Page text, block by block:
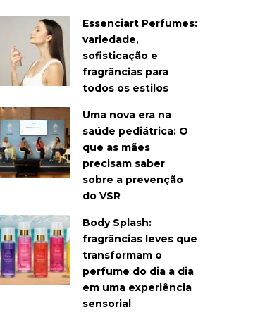
Essenciart Perfumes:
variedade,
sofisticação e
fragrâncias para
todos os estilos
Uma nova era na
saúde pediátrica: O
que as mães
precisam saber
sobre a prevenção
do VSR
Body Splash:
fragrâncias leves que
transformam o
perfume do dia a dia
em uma experiência
sensorial